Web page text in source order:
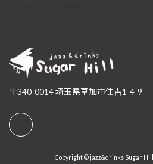
送
り
〒340-0014 埼玉県草加市住吉1-4-9
Copyright © jazz&drinks Sugar Hill